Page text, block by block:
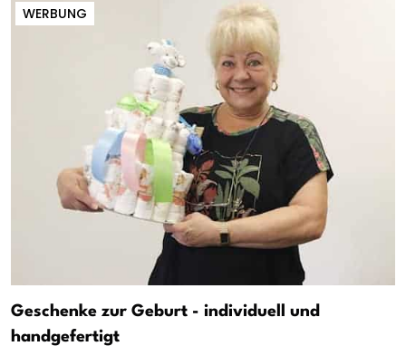
WERBUNG
Geschenke zur Geburt - individuell und
handgefertigt